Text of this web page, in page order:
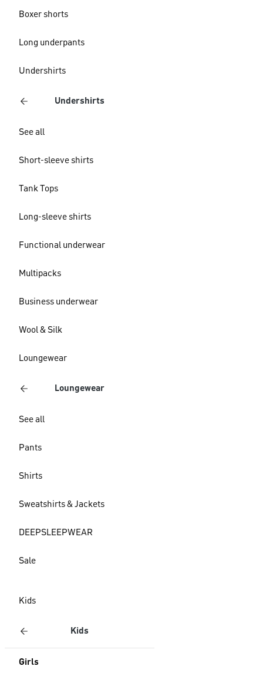
Boxer shorts
Long underpants
Undershirts
Undershirts
See all
Short-sleeve shirts
Tank Tops
Long-sleeve shirts
Functional underwear
Multipacks
Business underwear
Wool & Silk
Loungewear
Loungewear
See all
Pants
Shirts
Sweatshirts & Jackets
DEEPSLEEPWEAR
Sale
Kids
Kids
Girls